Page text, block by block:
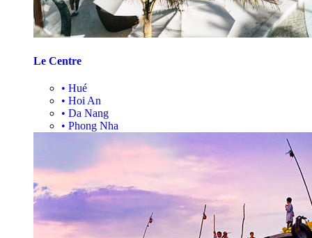
Le Centre
• Hué
• Hoi An
• Da Nang
• Phong Nha